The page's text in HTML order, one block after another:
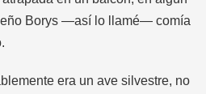
Borys —así lo llamé— comía
era un ave silvestre, no